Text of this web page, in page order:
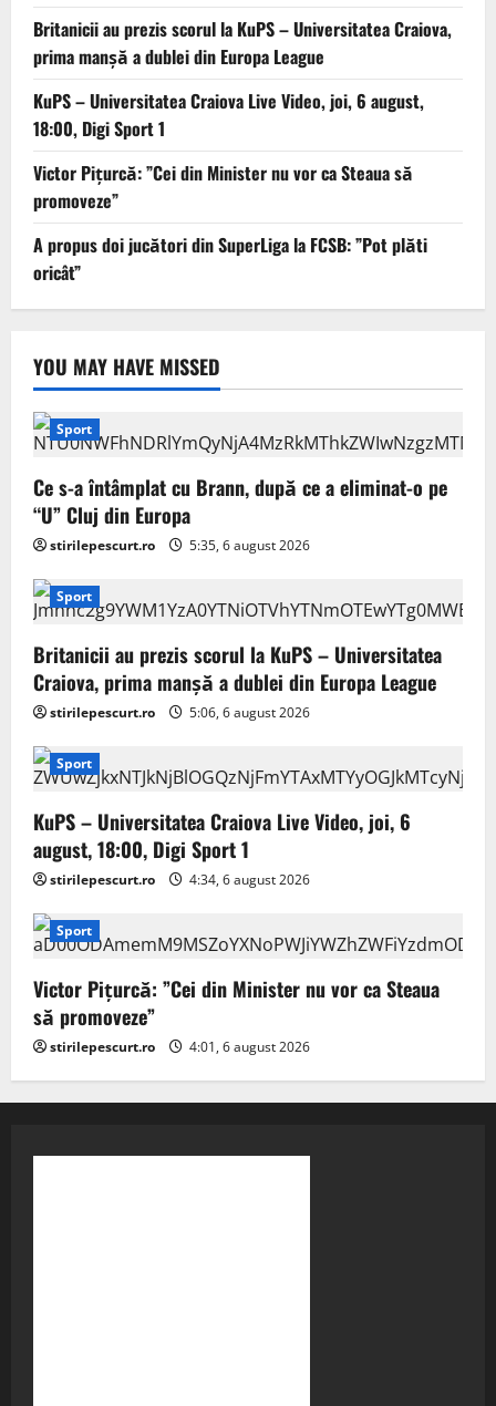
Britanicii au prezis scorul la KuPS – Universitatea Craiova,
prima manșă a dublei din Europa League
KuPS – Universitatea Craiova Live Video, joi, 6 august,
18:00, Digi Sport 1
Victor Pițurcă: ”Cei din Minister nu vor ca Steaua să
promoveze”
A propus doi jucători din SuperLiga la FCSB: ”Pot plăti
oricât”
YOU MAY HAVE MISSED
Sport
Ce s-a întâmplat cu Brann, după ce a eliminat-o pe
“U” Cluj din Europa
stirilepescurt.ro 5:35, 6 august 2026
Sport
Britanicii au prezis scorul la KuPS – Universitatea
Craiova, prima manșă a dublei din Europa League
stirilepescurt.ro 5:06, 6 august 2026
Sport
KuPS – Universitatea Craiova Live Video, joi, 6
august, 18:00, Digi Sport 1
stirilepescurt.ro 4:34, 6 august 2026
Sport
Victor Pițurcă: ”Cei din Minister nu vor ca Steaua
să promoveze”
stirilepescurt.ro 4:01, 6 august 2026